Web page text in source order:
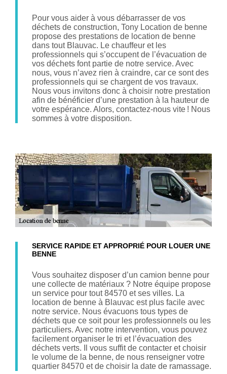
Pour vous aider à vous débarrasser de vos
déchets de construction, Tony Location de benne
propose des prestations de location de benne
dans tout Blauvac. Le chauffeur et les
professionnels qui s’occupent de l’évacuation de
vos déchets font partie de notre service. Avec
nous, vous n’avez rien à craindre, car ce sont des
professionnels qui se chargent de vos travaux.
Nous vous invitons donc à choisir notre prestation
afin de bénéficier d’une prestation à la hauteur de
votre espérance. Alors, contactez-nous vite ! Nous
sommes à votre disposition.
SERVICE RAPIDE ET APPROPRIÉ POUR LOUER UNE
BENNE
Vous souhaitez disposer d’un camion benne pour
une collecte de matériaux ? Notre équipe propose
un service pour tout 84570 et ses villes. La
location de benne à Blauvac est plus facile avec
notre service. Nous évacuons tous types de
déchets que ce soit pour les professionnels ou les
particuliers. Avec notre intervention, vous pouvez
facilement organiser le tri et l’évacuation des
déchets verts. Il vous suffit de contacter et choisir
le volume de la benne, de nous renseigner votre
quartier 84570 et de choisir la date de ramassage.